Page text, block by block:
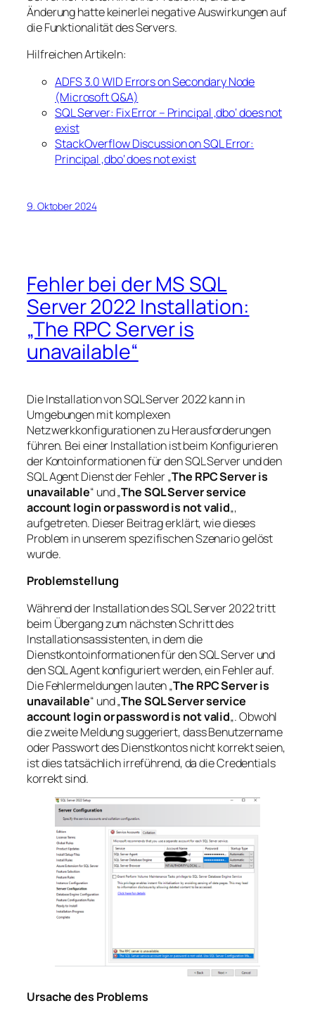
Änderung hatte keinerlei negative Auswirkungen auf
die Funktionalität des Servers.
Hilfreichen Artikeln:
ADFS 3.0 WID Errors on Secondary Node
(Microsoft Q&A)
SQL Server: Fix Error – Principal ‚dbo‘ does not
exist
StackOverflow Discussion on SQL Error:
Principal ‚dbo‘ does not exist
9. Oktober 2024
Fehler bei der MS SQL
Server 2022 Installation:
„The RPC Server is
unavailable“
Die Installation von SQL Server 2022 kann in
Umgebungen mit komplexen
Netzwerkkonfigurationen zu Herausforderungen
führen. Bei einer Installation ist beim Konfigurieren
der Kontoinformationen für den SQL Server und den
SQL Agent Dienst der Fehler „The RPC Server is
unavailable“ und „The SQL Server service
account login or password is not valid„,
aufgetreten. Dieser Beitrag erklärt, wie dieses
Problem in unserem spezifischen Szenario gelöst
wurde.
Problemstellung
Während der Installation des SQL Server 2022 tritt
beim Übergang zum nächsten Schritt des
Installationsassistenten, in dem die
Dienstkontoinformationen für den SQL Server und
den SQL Agent konfiguriert werden, ein Fehler auf.
Die Fehlermeldungen lauten „The RPC Server is
unavailable“ und „The SQL Server service
account login or password is not valid„. Obwohl
die zweite Meldung suggeriert, dass Benutzername
oder Passwort des Dienstkontos nicht korrekt seien,
ist dies tatsächlich irreführend, da die Credentials
korrekt sind.
Ursache des Problems